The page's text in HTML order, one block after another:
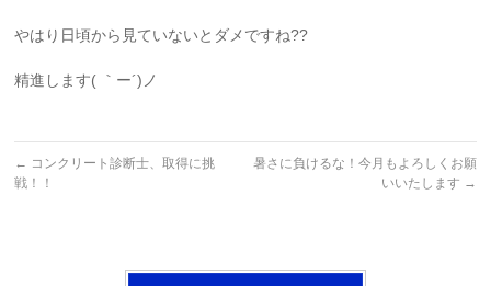
やはり日頃から見ていないとダメですね??
精進します( ｀ー´)ノ
← コンクリート診断士、取得に挑
戦！！
暑さに負けるな！今月もよろしくお願
いいたします →